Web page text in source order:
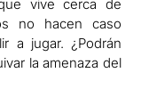
vive cerca de
no hacen caso
a jugar. ¿Podrán
la amenaza del